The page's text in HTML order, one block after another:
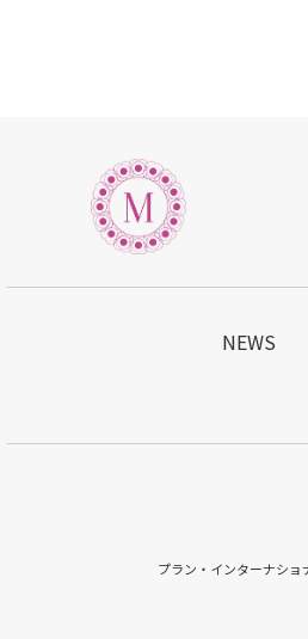
NEWS
プラン・インターナショ